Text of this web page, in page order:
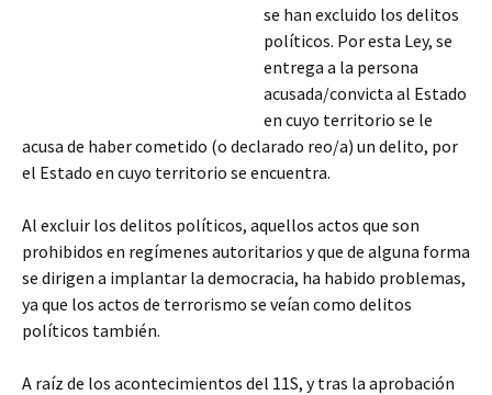
se han excluido los delitos
políticos. Por esta Ley, se
entrega a la persona
acusada/convicta al Estado
en cuyo territorio se le
acusa de haber cometido (o declarado reo/a) un delito, por
el Estado en cuyo territorio se encuentra.
Al excluir los delitos políticos, aquellos actos que son
prohibidos en regímenes autoritarios y que de alguna forma
se dirigen a implantar la democracia, ha habido problemas,
ya que los actos de terrorismo se veían como delitos
políticos también.
A raíz de los acontecimientos del 11S, y tras la aprobación